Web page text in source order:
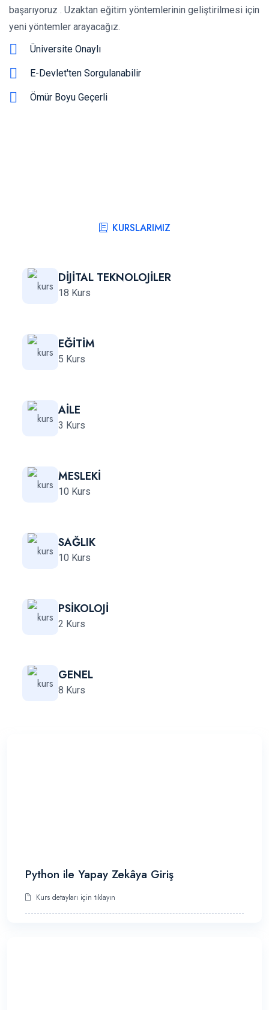
başarıyoruz . Uzaktan eğitim yöntemlerinin geliştirilmesi için
yeni yöntemler arayacağız.
Üniversite Onaylı
E-Devlet'ten Sorgulanabilir
Ömür Boyu Geçerli
KURSLARIMIZ
DİJİTAL TEKNOLOJİLER
18 Kurs
EĞİTİM
5 Kurs
AİLE
3 Kurs
MESLEKİ
10 Kurs
SAĞLIK
10 Kurs
PSİKOLOJİ
2 Kurs
GENEL
8 Kurs
Python ile Yapay Zekâya Giriş
Kurs detayları için tıklayın